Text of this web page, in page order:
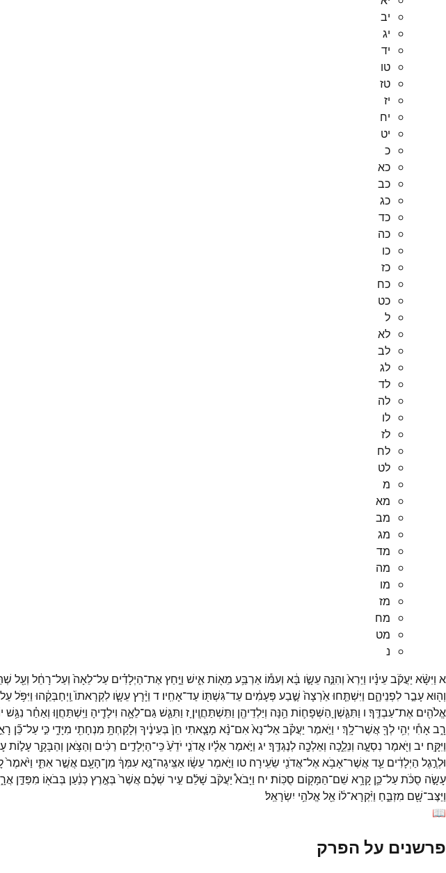
יב
יג
יד
טו
טז
יז
יח
יט
כ
כא
כב
כג
כד
כה
כו
כז
כח
כט
ל
לא
לב
לג
לד
לה
לו
לז
לח
לט
מ
מא
מב
מג
מד
מה
מו
מז
מח
מט
נ
א וַיִּשָּׂ֨א יַעֲקֹ֜בעֵינָ֗יו וַיַּרְא֙ וְהִנֵּ֣ה עֵשָׂ֣ו בָּ֔א וְעִמּ֕וֹ אַרְבַּ֥ע מֵא֖וֹתאִ֑ישׁ וַיַּ֣חַץאֶת־הַיְלָדִ֗ים עַל־לֵאָה֙ וְעַל־רָחֵ֔ל וְעַ֖ל
וְה֖וּאעָבַ֣רלִפְנֵיהֶ֑ם וַיִּשְׁתַּ֤חוּאַ֙רְצָה֙ שֶׁ֣בַע פְּעָמִ֔ים עַד־גִּשְׁתּ֖וֹ עַד־אָחִֽיו׃ ד וַיָּ֨רָץעֵשָׂ֤ו לִקְרָאתוֹ֙ וַֽיְחַבְּקֵ֔הוּ וַיִּפֹּ֥ל
אֱלֹהִ֖ים אֶת־עַבְדֶּֽךָ׃ ו וַתִּגַּ֧שְׁןָ הַשְּׁפָח֛וֹת הֵ֥נָּה וְיַלְדֵיהֶ֖ן וַתִּֽשְׁתַּחֲוֶֽיןָ׃ ז וַתִּגַּ֧שׁגַּם־לֵאָ֛ה וִילָדֶ֖יהָ וַיִּֽשְׁתַּחֲו֑וּ וְאַחַ֗ר נִגַּ֥שׁ
רָ֑באָחִ֕י יְהִ֥י לְךָ֖אֲשֶׁר־לָֽךְ׃ י וַיֹּ֣אמֶר יַעֲקֹ֗באַל־נָא֙אִם־נָ֨א מָצָ֤אתִי חֵן֙ בְּעֵינֶ֔יךָ וְלָקַחְתָּ֥ מִנְחָתִ֖י מִיָּדִ֑י כִּ֣י עַל־כֵּ֞ן
וַיִּקָּֽח׃ יב וַיֹּ֖אמֶר נִסְעָ֣ה וְנֵלֵ֑כָה וְאֵלְכָ֖ה לְנֶגְדֶּֽךָ׃ יג וַיֹּ֣אמֶראֵלָ֗יו אֲדֹנִ֤י יֹדֵ֙עַ֙כִּֽי־הַיְלָדִ֣ים רַכִּ֔ים וְהַצֹּ֥אן וְהַבָּקָ֖רעָל֣וֹת
וּלְרֶ֣גֶל הַיְלָדִ֔ים עַ֛דאֲשֶׁר־אָבֹ֥אאֶל־אֲדֹנִ֖י שֵׂעִֽירָה׃ טו וַיֹּ֣אמֶרעֵשָׂ֔ו אַצִּֽיגָה־נָּ֣אעִמְּךָ֔ מִן־הָעָ֖ם אֲשֶׁ֣ראִתִּ֑י וַיֹּ֙אמֶר֙
עָשָׂ֣ה סֻכֹּ֔תעַל־כֵּ֛ן קָרָ֥א שֵׁם־הַמָּק֖וֹם סֻכּֽוֹת׃ יח וַיָּבֹא֩ יַעֲקֹ֨ב שָׁלֵ֜ם עִ֣יר שְׁכֶ֗ם אֲשֶׁר֙ בְּאֶ֣רֶץכְּנַ֔עַן בְּבֹא֖וֹ מִפַּדַּ֣ן
וַיַּצֶּב־שָׁ֖ם מִזְבֵּ֑חַ וַיִּ֨קְרָא־ל֔וֹ אֵ֖לאֱלֹהֵ֥י יִשְׂרָאֵֽל׃
📖
פרשנים על הפרק